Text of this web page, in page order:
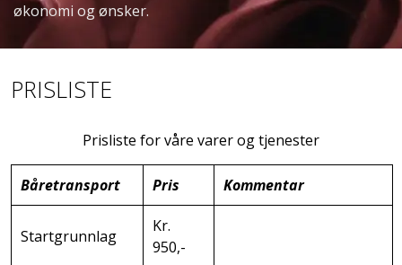
økonomi og ønsker.
PRISLISTE
Prisliste for våre varer og tjenester
Båretransport Pris Kommentar
Startgrunnlag
Kr.
950,-